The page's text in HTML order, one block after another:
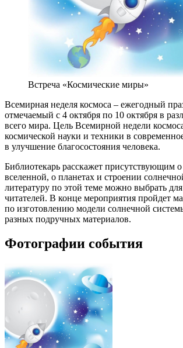
Встреча «Космические миры»
Всемирная неделя космоса – ежегодный
отмечаемый с 4 октября по 10 октября в
всего мира. Цель Всемирной недели
космической науки и техники в
в улучшение благосостояния человека.
Библиотекарь расскажет присутствующим о
вселенной, о планетах и строении
литературу по этой теме можно выбрать для
читателей. В конце мероприятия пройдет
по изготовлению модели солнечной
разных подручных материалов.
Фотографии события